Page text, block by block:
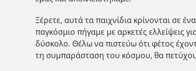
Ξέρετε, αυτά τα παιχνίδια κρίνονται σε
παγκόσμιο πήγαμε με αρκετές ελλείψεις
δύσκολο. Θέλω να πιστεύω ότι φέτος
τη συμπαράσταση του κόσμου, θα